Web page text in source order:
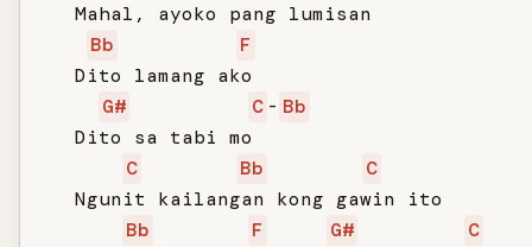
   Mahal, ayoko pang lumisan
Bb
F
   Dito lamang ako
G#
C - Bb
   Dito sa tabi mo
C
Bb
C
   Ngunit kailangan kong gawin ito
Bb
F G#
C